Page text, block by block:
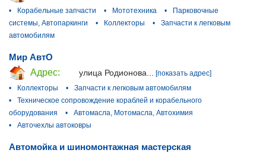
•
Корабельные запчасти • Мототехника •
Парковочные
системы, Автопаркинги
• Коллекторы •
Запчасти к легковым
автомобилям
Мир АвтО
Адрес:
улица Родионова...
[показать адрес]
•
Коллекторы •
Запчасти к легковым автомобилям
•
Техническое сопровождение кораблей и корабельного
оборудования
•
Автомасла, Мотомасла, Автохимия
•
Авточехлы автоковры
Автомойка и шиномонтажная мастерская